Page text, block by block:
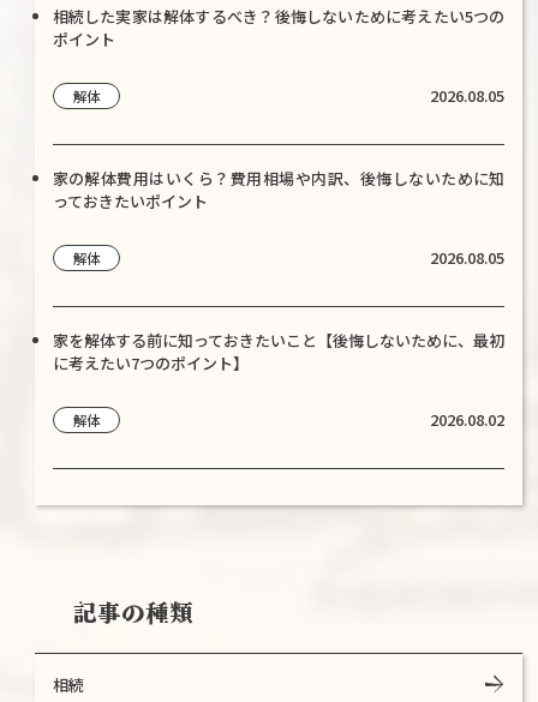
相続した実家は解体するべき？後悔しないために考えたい5つの
ポイント
解体 2026.08.05
家の解体費用はいくら？費用相場や内訳、後悔しないために知
っておきたいポイント
解体 2026.08.05
家を解体する前に知っておきたいこと【後悔しないために、最初
に考えたい7つのポイント】
解体 2026.08.02
記事の種類
相続